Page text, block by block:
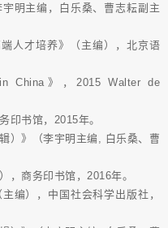
宇明主编，白乐桑、曹志耘副主
人才培养》（主编），北京语
China》，2015 Walter de
印书馆，2015年。
）》（李宇明主编, 白乐桑、曹
，商务印书馆，2016年。
编），中国社会科学出版社，